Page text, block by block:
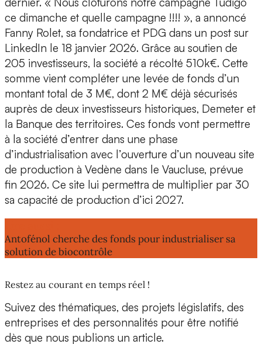
ce dimanche et quelle campagne !!!! », a annoncé
Fanny Rolet, sa fondatrice et PDG dans un post sur
LinkedIn le 18 janvier 2026. Grâce au soutien de
205 investisseurs, la société a récolté 510k€. Cette
somme vient compléter une levée de fonds d’un
montant total de 3 M€, dont 2 M€ déjà sécurisés
auprès de deux investisseurs historiques, Demeter et
la Banque des territoires. Ces fonds vont permettre
à la société d’entrer dans une phase
d’industrialisation avec l’ouverture d’un nouveau site
de production à Vedène dans le Vaucluse, prévue
fin 2026. Ce site lui permettra de multiplier par 30
sa capacité de production d’ici 2027.
Antofénol cherche des fonds pour industrialiser sa
solution de biocontrôle
Restez au courant en temps réel !
Suivez des thématiques, des projets législatifs, des
entreprises et des personnalités pour être notifié
dès que nous publions un article.